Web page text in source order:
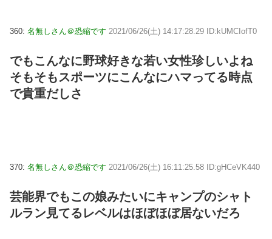
360: 名無しさん＠恐縮です 2021/06/26(土) 14:17:28.29 ID:kUMCIofT0
でもこんなに野球好きな若い女性珍しいよね
そもそもスポーツにこんなにハマってる時点
で貴重だしさ
370: 名無しさん＠恐縮です 2021/06/26(土) 16:11:25.58 ID:gHCeVK440
芸能界でもこの娘みたいにキャンプのシャト
ルラン見てるレベルはほぼほぼ居ないだろ